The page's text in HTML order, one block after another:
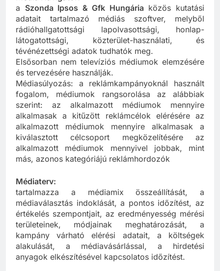
Média Navigátor:
aSzonda Ipsos & Gfk Hungáriaközös kutatási
adatait tartalmazó médiás szoftver, melyből
rádióhallgatottsági lapolvasottsági, honlap-
látogatottsági, közterület-használati, és
tévénézettségi adatok tudhatók meg.
Elsősorban nem televíziós médiumok elemzésére
és tervezésére használják.
Médiasúlyozás: a reklámkampányoknál használt
fogalom, médiumok rangsorolása az alábbiak
szerint: az alkalmazott médiumok mennyire
alkalmasak a kitűzött reklámcélok elérésére az
alkalmazott médiumok mennyire alkalmasak a
kiválasztott célcsoport megközelítésére az
alkalmazott médiumok mennyivel jobbak, mint
Médiaterv:
tartalmazza a médiamix összeállítását, a
médiaválasztás indoklását, a pontos időzítést, az
értékelés szempontjait, az eredményesség mérési
területeinek, módjainak meghatározását, a
kampány várható elérési adatait, a költségek
alakulását, a médiavásárlással, a hirdetési